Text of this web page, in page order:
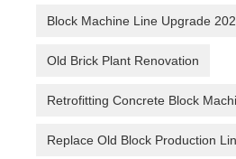
Block Machine Line Upgrade
Old Brick Plant Renovation
Retrofitting Concrete Block
Replace Old Block Production